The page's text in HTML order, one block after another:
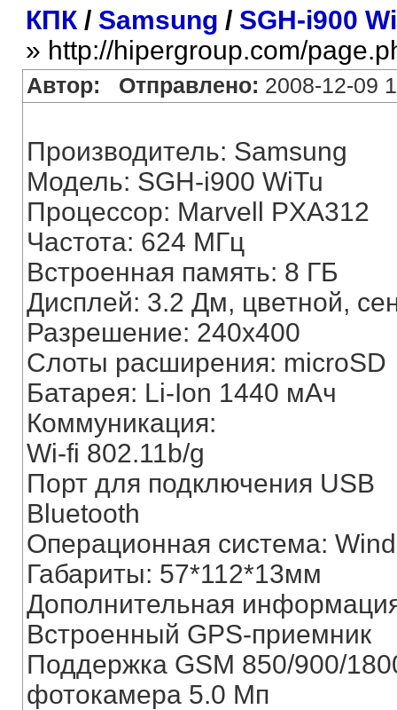
КПК/ Samsung / SGH-i900
» http://hipergroup.com/
Автор: Отправлено: 2008-12-09
Производитель: Samsung
Модель: SGH-i900 WiTu
Процессор: Marvell PXA312
Частота: 624 МГц
Встроенная память: 8 ГБ
Дисплей: 3.2 Дм, цветной,
Разрешение: 240x400
Слоты расширения: microSD
Батарея: Li-Ion 1440 мАч
Коммуникация:
Wi-fi 802.11b/g
Порт для подключения USB
Bluetooth
Операционная система:
Габариты: 57*112*13мм
Дополнительная
Встроенный GPS-приемник
Поддержка GSM 850/900/
фотокамера 5.0 Мп